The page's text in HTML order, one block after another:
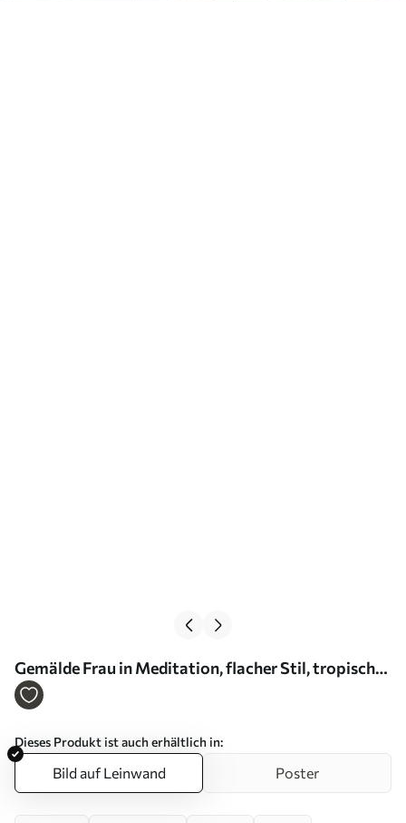
Gemälde Frau in Meditation, flacher Stil, tropische
Pflanzen, rosa Farben Art. s44154
Dieses Produkt ist auch erhältlich in:
Bild auf Leinwand Poster